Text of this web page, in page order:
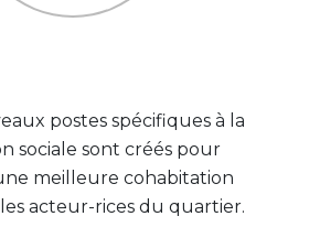
postes spécifiques à la
sociale sont créés pour
meilleure cohabitation
acteur-rices du quartier.